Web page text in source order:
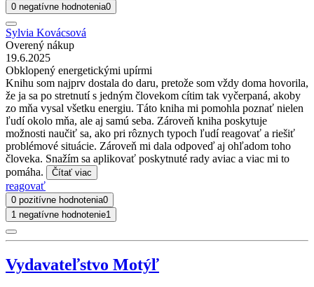
0 negatívne hodnotenia0
Sylvia Kovácsová
Overený nákup
19.6.2025
Obklopený energetickými upírmi
Knihu som najprv dostala do daru, pretože som vždy doma hovorila,
že ja sa po stretnutí s jedným človekom cítim tak vyčerpaná, akoby
zo mňa vysal všetku energiu. Táto kniha mi pomohla poznať nielen
ľudí okolo mňa, ale aj samú seba. Zároveň kniha poskytuje
možnosti naučiť sa, ako pri rôznych typoch ľudí reagovať a riešiť
problémové situácie. Zároveň mi dala odpoveď aj ohľadom toho
človeka. Snažím sa aplikovať poskytnuté rady aviac a viac mi to
pomáha.
Čítať viac
reagovať
0 pozitívne hodnotenia0
1 negatívne hodnotenie1
Vydavateľstvo Motýľ